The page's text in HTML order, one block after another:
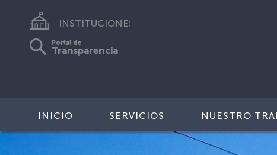
INSTITUCIONES
Portal de
Transparencia
INICIO SERVICIOS NUESTRO